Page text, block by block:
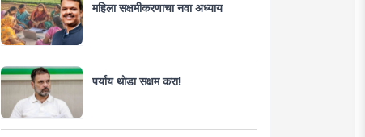
महिला सक्षमीकरणाचा नवा अध्याय
पर्याय थोडा सक्षम करा!